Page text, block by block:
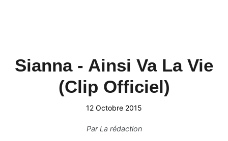
Sianna - Ainsi Va La Vie
(Clip Officiel)
12 Octobre 2015
ParLa rédaction